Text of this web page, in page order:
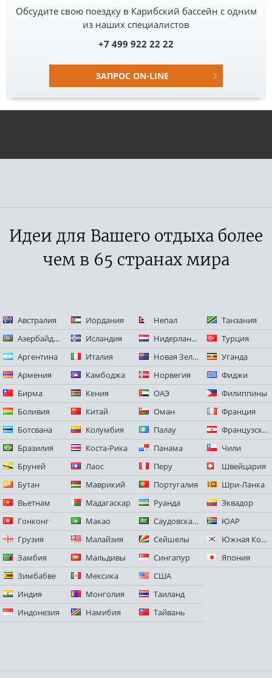
Обсудите свою поездку в Карибский бассейн с одним
из наших специалистов
+7 499 922 22 22
ЗАПРОС ON-LINE
Идеи для Вашего отдыха более
чем в 65 странах мира
Австралия
Азербайджан
Аргентина
Армения
Бирма
Боливия
Ботсвана
Бразилия
Бруней
Бутан
Вьетнам
Гонконг
Грузия
Замбия
Зимбабве
Индия
Индонезия
Иордания
Исландия
Италия
Камбоджа
Кения
Китай
Колумбия
Коста-Рика
Лаос
Маврикий
Мадагаскар
Макао
Малайзия
Мальдивы
Мексика
Монголия
Намибия
Непал
Нидерланды
Новая Зеландия
Норвегия
ОАЭ
Оман
Палау
Панама
Перу
Португалия
Руанда
Саудовская Аравия
Сейшелы
Сингапур
США
Таиланд
Тайвань
Танзания
Турция
Уганда
Фиджи
Филиппины
Франция
Французская Полинезия
Чили
Швейцария
Шри-Ланка
Эквадор
ЮАР
Южная Корея
Япония